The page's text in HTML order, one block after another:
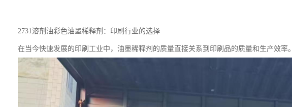
2731溶剂油彩色油墨稀释剂：印刷行业的选择
在当今快速发展的印刷工业中，油墨稀释剂的质量直接关系到印刷品的质量和生产效率。